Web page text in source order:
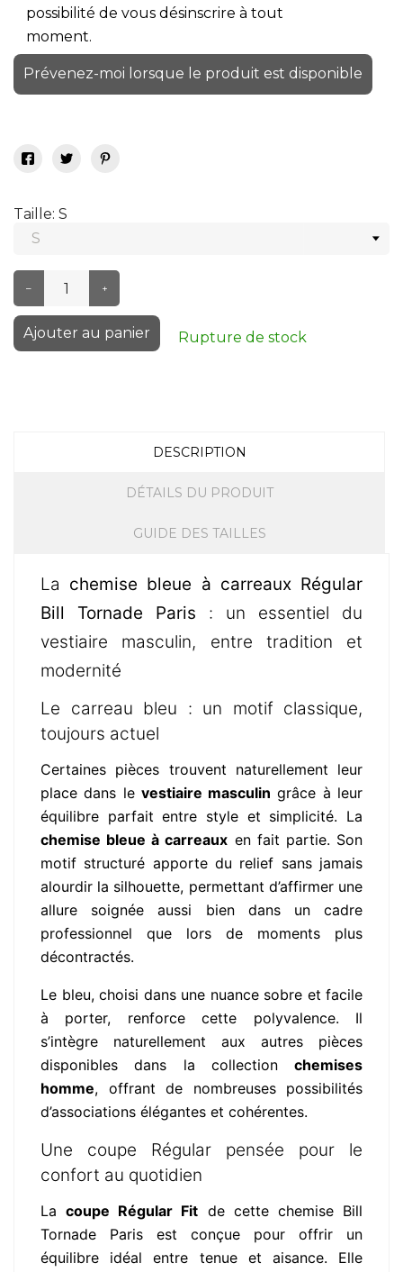
possibilité de vous désinscrire à tout
moment.
Prévenez-moi lorsque le produit est disponible
Taille: S
– +
Ajouter au panier Rupture de stock
DESCRIPTION
DÉTAILS DU PRODUIT
GUIDE DES TAILLES
La chemise bleue à carreaux Régular
Bill Tornade Paris : un essentiel du
vestiaire masculin, entre tradition et
modernité
Le carreau bleu : un motif classique,
toujours actuel
Certaines pièces trouvent naturellement leur
place dans le vestiaire masculin grâce à leur
équilibre parfait entre style et simplicité. La
chemise bleue à carreaux en fait partie. Son
motif structuré apporte du relief sans jamais
alourdir la silhouette, permettant d’affirmer une
allure soignée aussi bien dans un cadre
professionnel que lors de moments plus
décontractés.
Le bleu, choisi dans une nuance sobre et facile
à porter, renforce cette polyvalence. Il
s’intègre naturellement aux autres pièces
disponibles dans la collection chemises
homme, offrant de nombreuses possibilités
d’associations élégantes et cohérentes.
Une coupe Régular pensée pour le
confort au quotidien
Lacoupe Régular Fit de cette chemise Bill
Tornade Paris est conçue pour offrir un
équilibre idéal entre tenue et aisance. Elle